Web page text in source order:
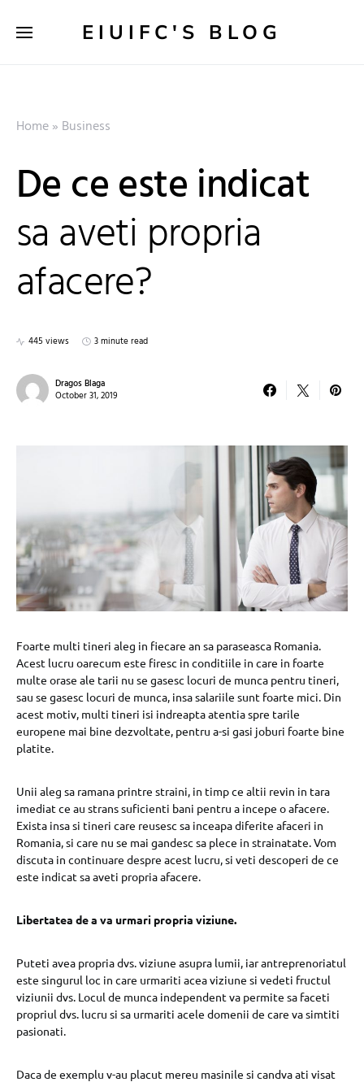
EIUIFC'S BLOG
Home» Business
De ce este indicat
sa aveti propria
afacere?
445 views 3 minute read
Dragos Blaga
October 31, 2019
Foarte multi tineri aleg in fiecare an sa paraseasca Romania.
Acest lucru oarecum este firesc in conditiile in care in foarte
multe orase ale tarii nu se gasesc locuri de munca pentru tineri,
sau se gasesc locuri de munca, insa salariile sunt foarte mici. Din
acest motiv, multi tineri isi indreapta atentia spre tarile
europene mai bine dezvoltate, pentru a-si gasi joburi foarte bine
platite.
Unii aleg sa ramana printre straini, in timp ce altii revin in tara
imediat ce au strans suficienti bani pentru a incepe o afacere.
Exista insa si tineri care reusesc sa inceapa diferite afaceri in
Romania, si care nu se mai gandesc sa plece in strainatate. Vom
discuta in continuare despre acest lucru, si veti descoperi de ce
este indicat sa aveti propria afacere.
Libertatea de a va urmari propria viziune.
Puteti avea propria dvs. viziune asupra lumii, iar antreprenoriatul
este singurul loc in care urmariti acea viziune si vedeti fructul
viziunii dvs. Locul de munca independent va permite sa faceti
propriul dvs. lucru si sa urmariti acele domenii de care va simtiti
pasionati.
Daca de exemplu v-au placut mereu masinile si candva ati visat